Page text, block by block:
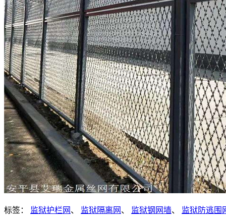
标签： 监狱护栏网 、 监狱隔离网 、 监狱钢网墙、 监狱防逃围